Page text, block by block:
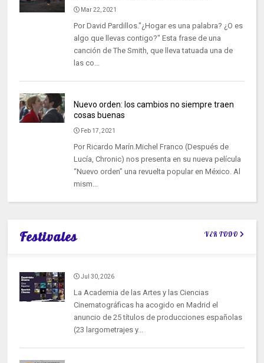
Mar 22, 2021
Por David Pardillos."¿Hogar es una palabra? ¿O es
algo que llevas contigo?" Esta frase de una
canción de The Smith, que lleva tatuada una de
las co...
Nuevo orden: los cambios no siempre traen
cosas buenas
Feb 17, 2021
Por Ricardo Marín.Michel Franco (Después de
Lucía, Chronic) nos presenta en su nueva película
“Nuevo orden” una revuelta popular en México. Al
mism...
Festivales VER TODO
Jul 30, 2026
La Academia de las Artes y las Ciencias
Cinematográficas ha acogido en Madrid el
anuncio de 25 títulos de producciones españolas
(23 largometrajes y...